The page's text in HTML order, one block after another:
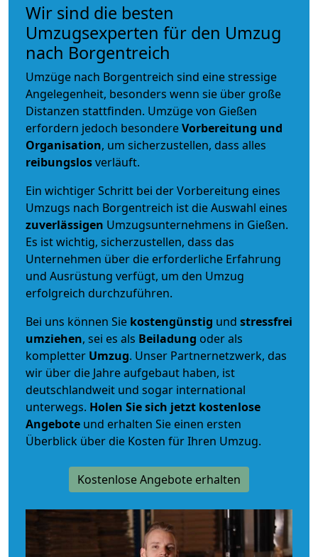
Wir sind die besten
Umzugsexperten für den Umzug
nach Borgentreich
Umzüge nach Borgentreich sind eine stressige
Angelegenheit, besonders wenn sie über große
Distanzen stattfinden. Umzüge von Gießen
erfordern jedoch besondereVorbereitung und
Organisation, um sicherzustellen, dass alles
reibungslosverläuft.
Ein wichtiger Schritt bei der Vorbereitung eines
Umzugs nach Borgentreich ist die Auswahl eines
zuverlässigen Umzugsunternehmens in Gießen.
Es ist wichtig, sicherzustellen, dass das
Unternehmen über die erforderliche Erfahrung
und Ausrüstung verfügt, um den Umzug
erfolgreich durchzuführen.
Bei uns können Sie kostengünstig und stressfrei
umziehen, sei es als Beiladung oder als
kompletter Umzug. Unser Partnernetzwerk, das
wir über die Jahre aufgebaut haben, ist
deutschlandweit und sogar international
unterwegs. Holen Sie sich jetzt kostenlose
Angebote und erhalten Sie einen ersten
Überblick über die Kosten für Ihren Umzug.
Kostenlose Angebote erhalten